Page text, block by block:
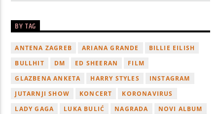
BY TAG
ANTENA ZAGREB ARIANA GRANDE
BILLIE EILISH
BULLHIT
DM ED SHEERAN
FILM
GLAZBENA ANKETA
HARRY STYLES
INSTAGRAM
JUTARNJI SHOW
KONCERT
KORONAVIRUS
LADY GAGA
LUKA BULIĆ NAGRADA
NOVI ALBUM